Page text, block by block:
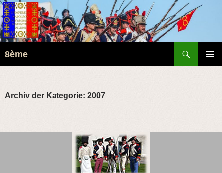
8ème
Archiv der Kategorie: 2007